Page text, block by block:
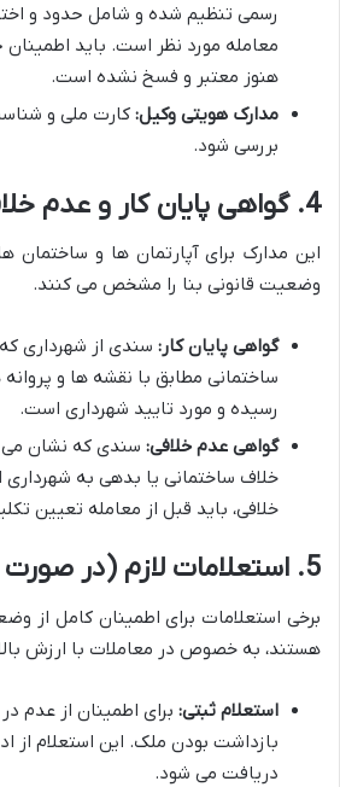
رسمی تنظیم شده و شامل حدود و
معامله مورد نظر است. باید
هنوز معتبر و فسخ نشده است.
مدارک هویتی وکیل: کارت ملی و
بررسی شود.
4. گواهی پایان کار و عدم خلافی
این مدارک برای آپارتمان ها و ساختمان
وضعیت قانونی بنا را مشخص می کنند.
گواهی پایان کار: سندی از شهرداری
ساختمانی مطابق با نقشه ها و
رسیده و مورد تایید شهرداری است.
گواهی عدم خلافی: سندی که نشان می
خلاف ساختمانی یا بدهی به
خلافی، باید قبل از معامله تعیین
5. استعلامات لازم (در صورت لزوم)
برخی استعلامات برای اطمینان کامل از
هستند، به خصوص در معاملات با ارزش
استعلام ثبتی: برای اطمینان از عدم
بازداشت بودن ملک. این استعلام از
دریافت می شود.